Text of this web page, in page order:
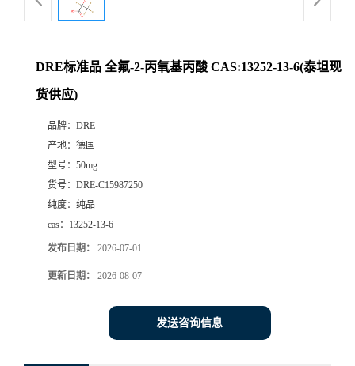
DRE标准品 全氟-2-丙氧基丙酸 CAS:13252-13-6(泰坦现
货供应)
品牌： DRE
产地： 德国
型号： 50mg
货号： DRE-C15987250
纯度： 纯品
cas： 13252-13-6
发布日期： 2026-07-01
更新日期： 2026-08-07
发送咨询信息